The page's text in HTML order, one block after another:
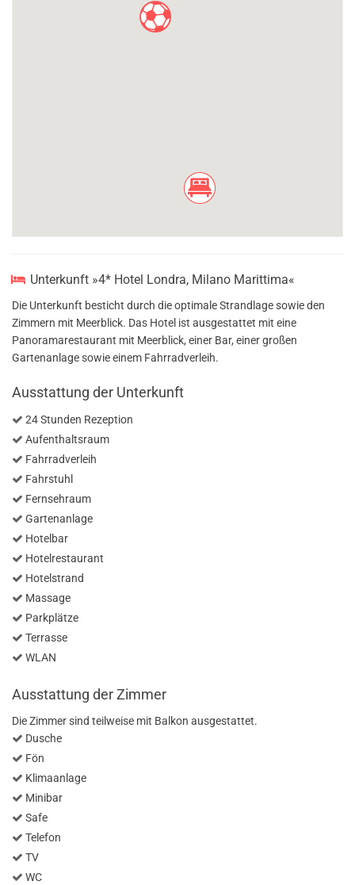
Unterkunft »4* Hotel Londra, Milano Marittima«
Die Unterkunft besticht durch die optimale Strandlage sowie den
Zimmern mit Meerblick. Das Hotel ist ausgestattet mit eine
Panoramarestaurant mit Meerblick, einer Bar, einer großen
Gartenanlage sowie einem Fahrradverleih.
Ausstattung der Unterkunft
24 Stunden Rezeption
Aufenthaltsraum
Fahrradverleih
Fahrstuhl
Fernsehraum
Gartenanlage
Hotelbar
Hotelrestaurant
Hotelstrand
Massage
Parkplätze
Terrasse
WLAN
Ausstattung der Zimmer
Die Zimmer sind teilweise mit Balkon ausgestattet.
Dusche
Fön
Klimaanlage
Minibar
Safe
Telefon
TV
WC